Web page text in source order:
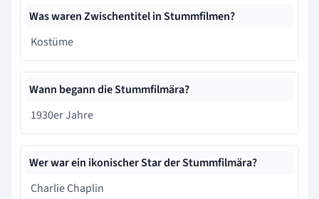
Was waren Zwischentitel in Stummfilmen?
Kostüme
Wann begann die Stummfilmära?
1930er Jahre
Wer war ein ikonischer Star der Stummfilmära?
Charlie Chaplin